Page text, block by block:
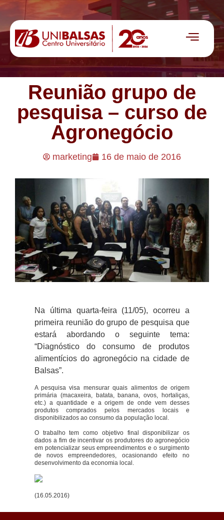
Reunião grupo de
pesquisa – curso de
Agronegócio
marketing 16 de maio de 2016
Na última quarta-feira (11/05), ocorreu a
primeira reunião do grupo de pesquisa que
estará abordando o seguinte tema:
“Diagnóstico do consumo de produtos
alimentícios do agronegócio na cidade de
Balsas”.
A pesquisa visa mensurar quais alimentos de origem
primária (macaxeira, batata, banana, ovos, hortaliças,
etc.) a quantidade e a origem de onde vem desses
produtos comprados pelos mercados locais e
disponibilizados ao consumo da população local.
O trabalho tem como objetivo final disponibilizar os
dados a fim de incentivar os produtores do agronegócio
em potencializar seus empreendimentos e o surgimento
de novos empreendedores, ocasionando efeito no
desenvolvimento da economia local.
(16.05.2016)